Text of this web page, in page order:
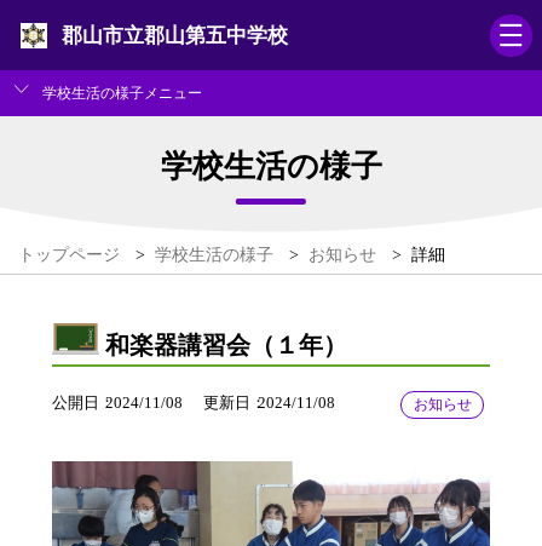
郡山市立郡山第五中学校
学校生活の様子メニュー
学校生活の様子
トップページ > 学校生活の様子 > お知らせ > 詳細
和楽器講習会（１年）
公開日 2024/11/08 更新日 2024/11/08 お知らせ